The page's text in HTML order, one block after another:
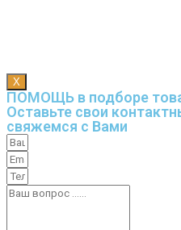
X
ПОМОЩЬ в подборе
Оставьте свои
свяжемся с Вами